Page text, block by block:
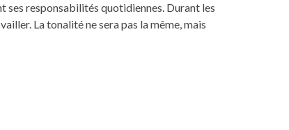
ses responsabilités quotidiennes. Durant les
La tonalité ne sera pas la même, mais